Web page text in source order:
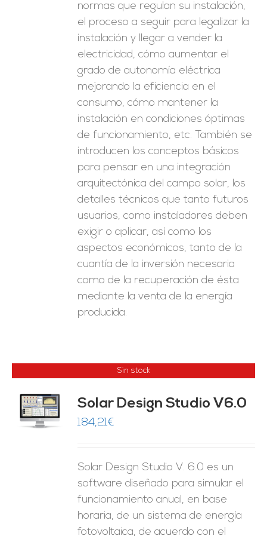
normas que regulan su instalación,
el proceso a seguir para legalizar la
instalación y llegar a vender la
electricidad, cómo aumentar el
grado de autonomía eléctrica
mejorando la eficiencia en el
consumo, cómo mantener la
instalación en condiciones óptimas
de funcionamiento, etc. También se
introducen los conceptos básicos
para pensar en una integración
arquitectónica del campo solar, los
detalles técnicos que tanto futuros
usuarios, como instaladores deben
exigir o aplicar, así como los
aspectos económicos, tanto de la
cuantía de la inversión necesaria
como de la recuperación de ésta
mediante la venta de la energía
producida.
Sin stock
Solar Design Studio V6.0
184,21€
Solar Design Studio V. 6.0 es un
software diseñado para simular el
funcionamiento anual, en base
horaria, de un sistema de energía
fotovoltaica, de acuerdo con el